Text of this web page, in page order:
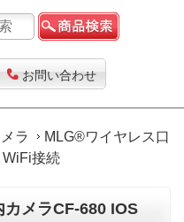
お問い合わせ
ラ
MLG®ワイヤレス口
WiFi接続
メラCF-680 IOS